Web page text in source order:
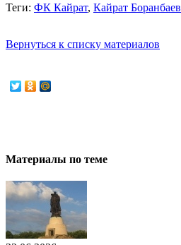
Теги: ФК Кайрат, Кайрат Боранбаев
Вернуться к списку материалов
Материалы по теме